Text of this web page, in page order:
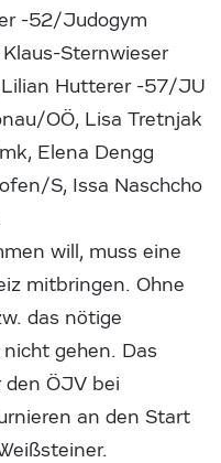
-52/Judogym
Sternwieser
Hutterer -57/JU
OÖ, Lisa Tretnjak
Elena Dengg
S, Issa Naschcho
will, muss eine
mitbringen. Ohne
das nötige
gehen. Das
den ÖJV bei
an den Start